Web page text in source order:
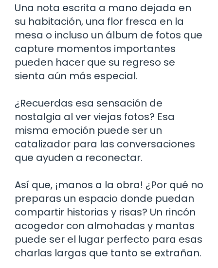
Una nota escrita a mano dejada en
su habitación, una flor fresca en la
mesa o incluso un álbum de fotos que
capture momentos importantes
pueden hacer que su regreso se
sienta aún más especial.
¿Recuerdas esa sensación de
nostalgia al ver viejas fotos? Esa
misma emoción puede ser un
catalizador para las conversaciones
que ayuden a reconectar.
Así que, ¡manos a la obra! ¿Por qué no
preparas un espacio donde puedan
compartir historias y risas? Un rincón
acogedor con almohadas y mantas
puede ser el lugar perfecto para esas
charlas largas que tanto se extrañan.